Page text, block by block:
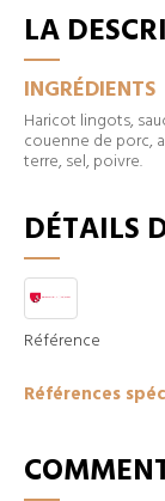
LA
INGRÉDIENTS
Haricot lingots,
couenne de porc,
terre, sel, poivre.
DÉTAILS
Référence
Références